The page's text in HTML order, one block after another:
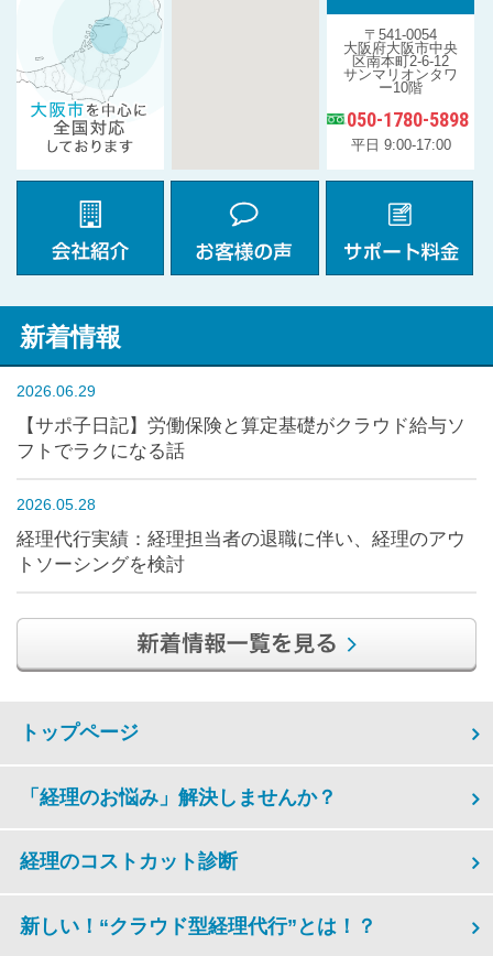
〒541-0054
大阪府大阪市中央
区南本町2-6-12
サンマリオンタワ
ー10階
050-1780-5898
平日 9:00-17:00
新着情報
2026.06.29
【サポ子日記】労働保険と算定基礎がクラウド給与ソ
フトでラクになる話
2026.05.28
経理代行実績：経理担当者の退職に伴い、経理のアウ
トソーシングを検討
トップページ
「経理のお悩み」解決しませんか？
経理のコストカット診断
新しい！“クラウド型経理代行”とは！？